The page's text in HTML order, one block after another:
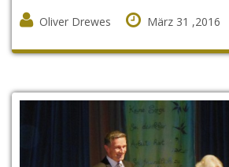
Oliver Drewes März 31 ,2016